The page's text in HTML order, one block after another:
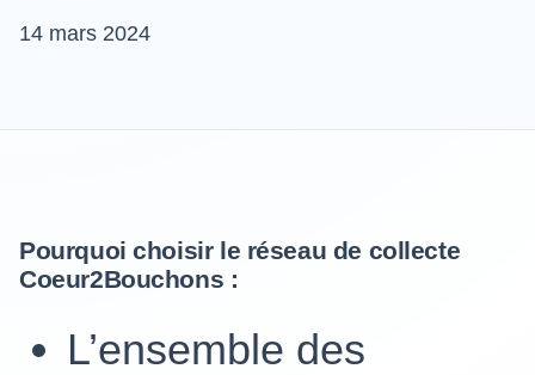
14 mars 2024
Pourquoi choisir le réseau de collecte
Coeur2Bouchons :
L’ensemble des